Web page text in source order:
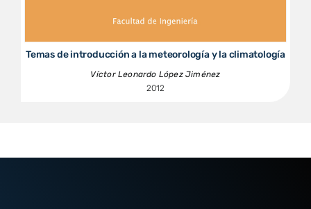
Temas de introducción a la meteorología y la climatología
Víctor Leonardo López Jiménez
2012